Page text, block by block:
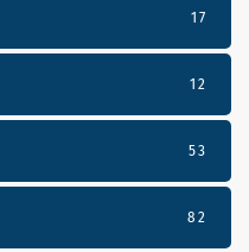
17
12
53
82